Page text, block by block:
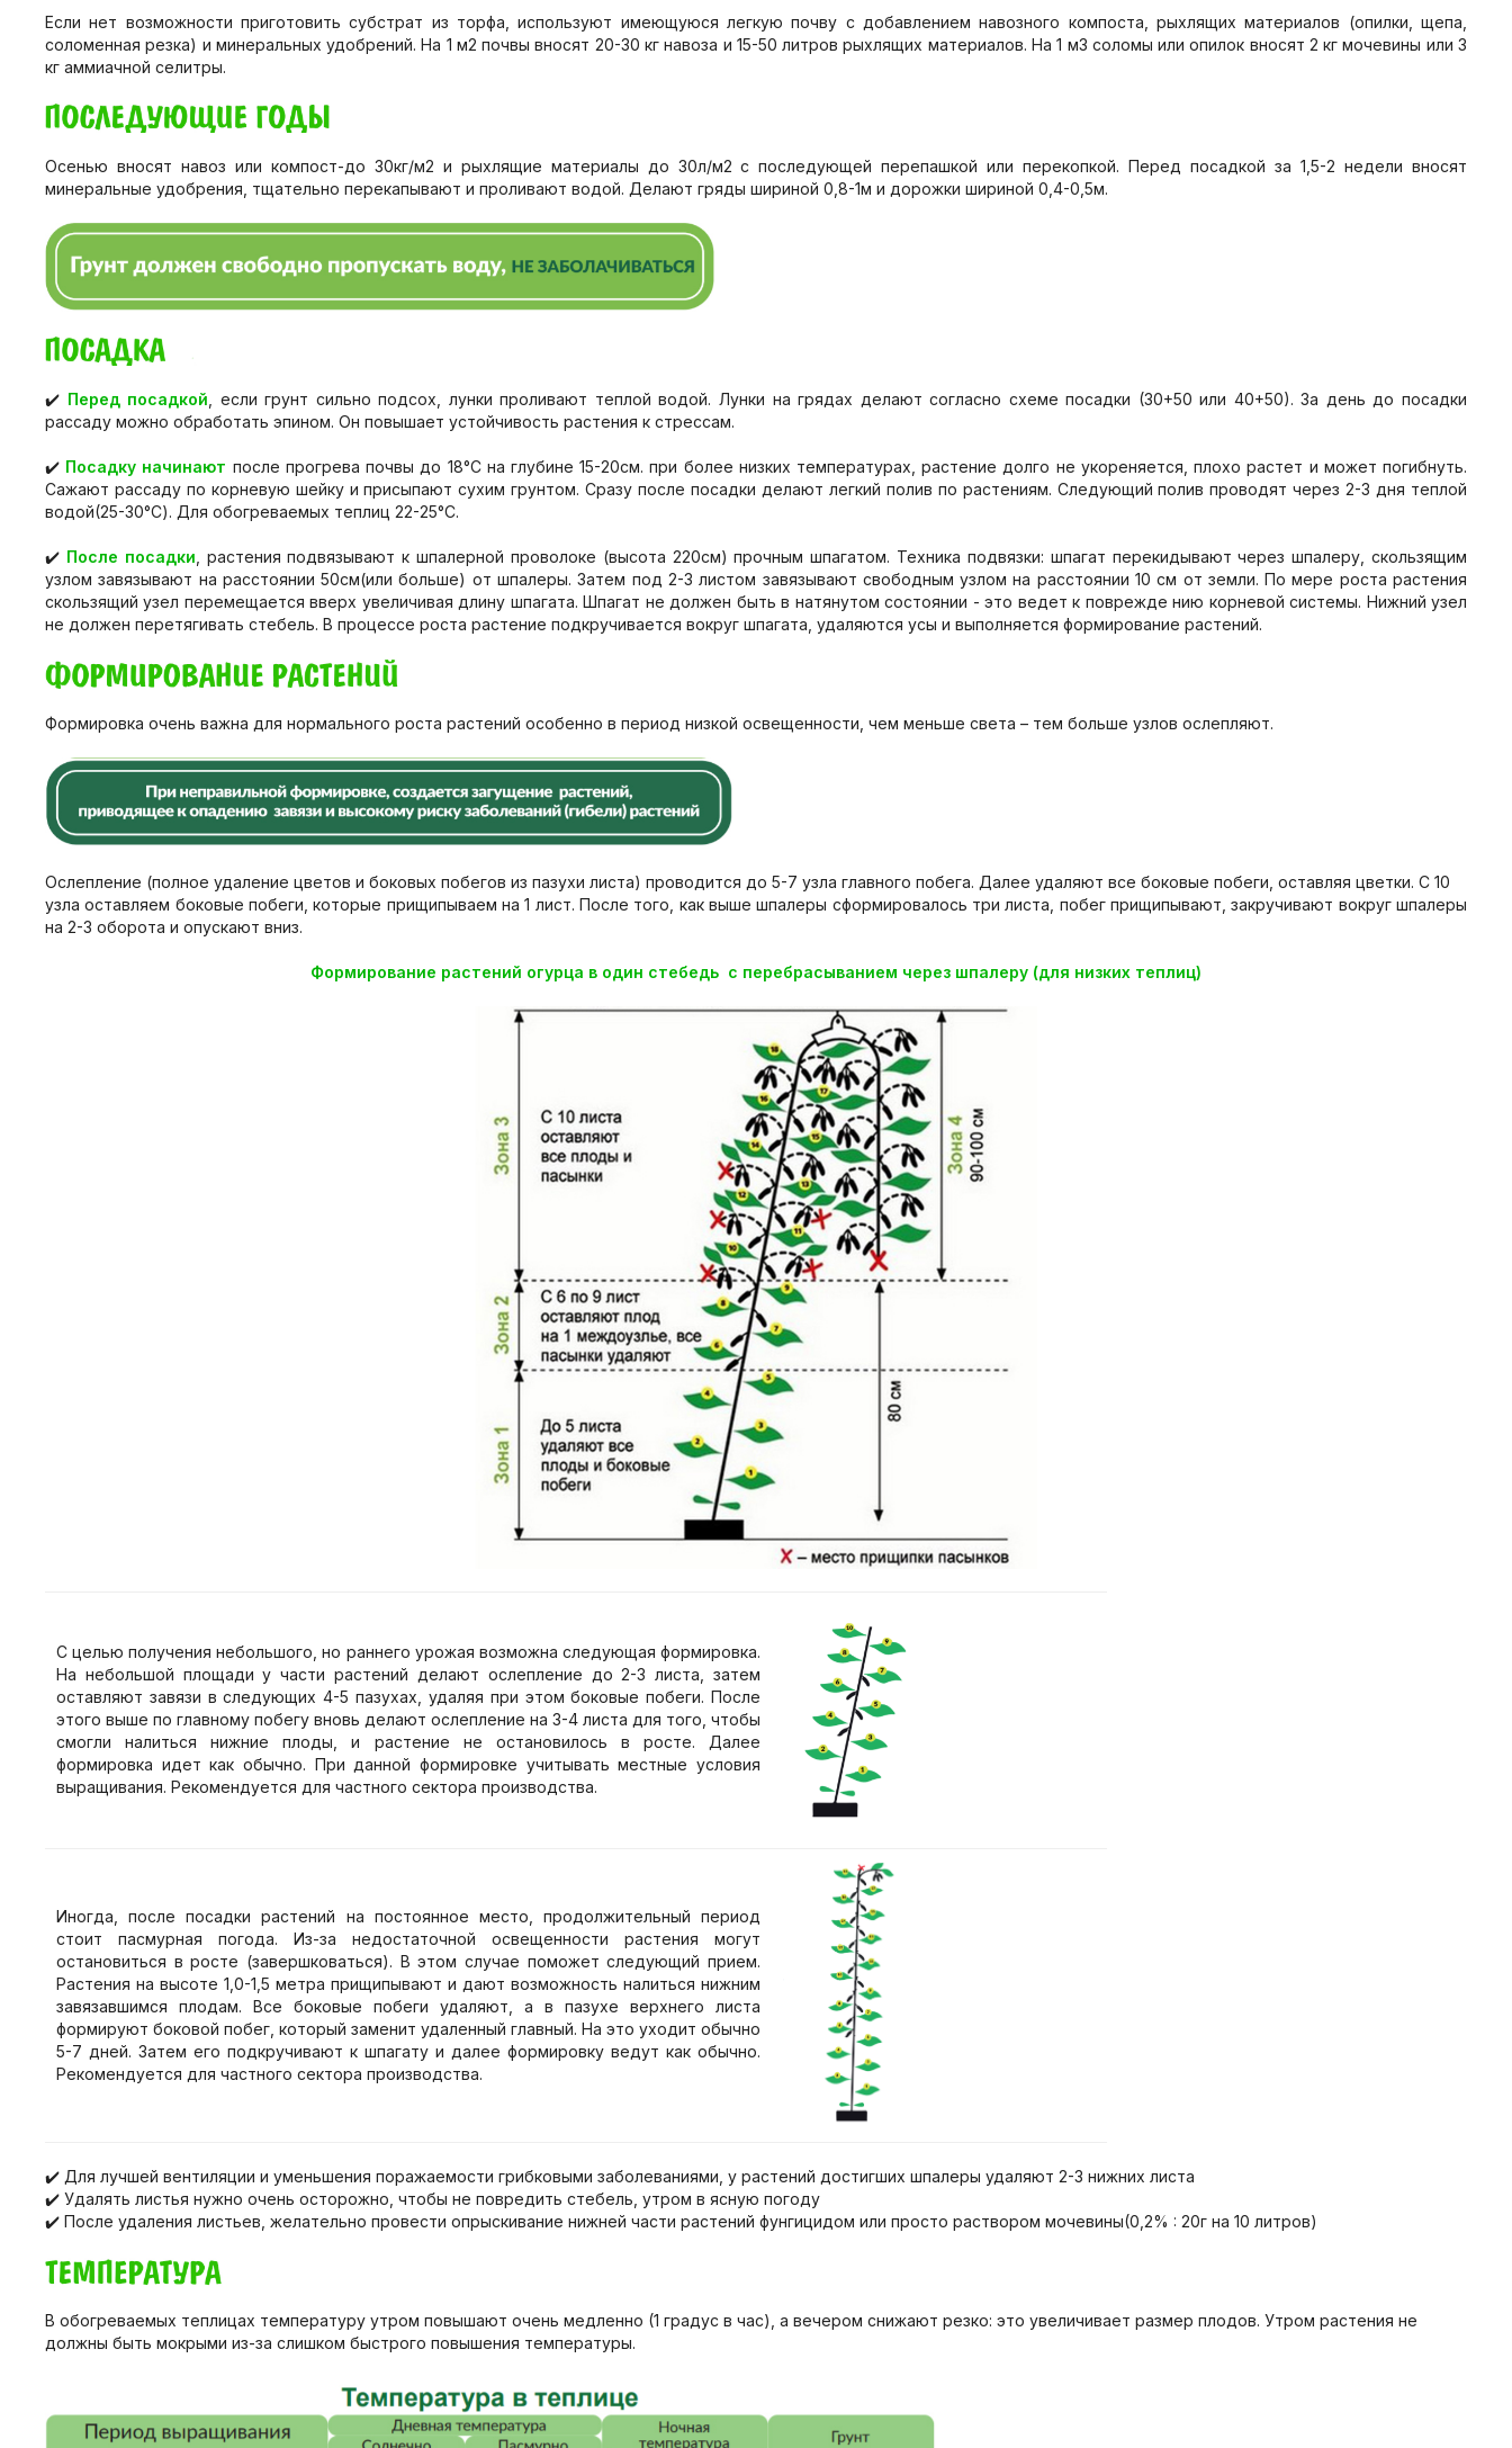
Если нет возможности приготовить субстрат из торфа, используют имеющуюся легкую почву с добавлением навозного компоста, рыхлящих материалов (опилки, щепа,
соломенная резка) и минеральных удобрений. На 1 м2 почвы вносят 20-30 кг навоза и 15-50 литров рыхлящих материалов. На 1 м3 соломы или опилок вносят 2 кг мочевины или 3
кг аммиачной селитры.
Осенью вносят навоз или компост-до 30кг/м2 и рыхлящие материалы до 30л/м2 с последующей перепашкой или перекопкой. Перед посадкой за 1,5-2 недели вносят
минеральные удобрения, тщательно перекапывают и проливают водой. Делают гряды шириной 0,8-1м и дорожки шириной 0,4-0,5м.
✔️ Перед посадкой , если грунт сильно подсох, лунки проливают теплой водой. Лунки на грядах делают согласно схеме посадки (30+50 или 40+50). За день до посадки
рассаду можно обработать эпином. Он повышает устойчивость растения к стрессам.
✔️ Посадку начинают после прогрева почвы до 18°С на глубине 15-20см. при более низких температурах, растение долго не укореняется, плохо растет и может погибнуть.
Сажают рассаду по корневую шейку и присыпают сухим грунтом. Сразу после посадки делают легкий полив по растениям. Следующий полив проводят через 2-3 дня теплой
водой(25-30°С). Для обогреваемых теплиц 22-25°С.
✔️ После посадки , растения подвязывают к шпалерной проволоке (высота 220см) прочным шпагатом. Техника подвязки: шпагат перекидывают через шпалеру, скользящим
узлом завязывают на расстоянии 50см(или больше) от шпалеры. Затем под 2-3 листом завязывают свободным узлом на расстоянии 10 см от земли. По мере роста растения
скользящий узел перемещается вверх увеличивая длину шпагата. Шпагат не должен быть в натянутом состоянии - это ведет к поврежде нию корневой системы. Нижний узел
не должен перетягивать стебель. В процессе роста растение подкручивается вокруг шпагата, удаляются усы и выполняется формирование растений.
Формировка очень важна для нормального роста растений особенно в период низкой освещенности, чем меньше света – тем больше узлов ослепляют.
Ослепление (полное удаление цветов и боковых побегов из пазухи листа) проводится до 5-7 узла главного побега. Далее удаляют все боковые побеги, оставляя цветки. С 10
узла оставляем боковые побеги, которые прищипываем на 1 лист. После того, как выше шпалеры сформировалось три листа, побег прищипывают, закручивают вокруг шпалеры
на 2-3 оборота и опускают вниз.
Формирование растений огурца в один стебедь с перебрасыванием через шпалеру (для низких теплиц)
С целью получения небольшого, но раннего урожая возможна следующая формировка.
На небольшой площади у части растений делают ослепление до 2-3 листа, затем
оставляют завязи в следующих 4-5 пазухах, удаляя при этом боковые побеги. После
этого выше по главному побегу вновь делают ослепление на 3-4 листа для того, чтобы
смогли налиться нижние плоды, и растение не остановилось в росте. Далее
формировка идет как обычно. При данной формировке учитывать местные условия
выращивания. Рекомендуется для частного сектора производства.
Иногда, после посадки растений на постоянное место, продолжительный период
стоит пасмурная погода. Из-за недостаточной освещенности растения могут
остановиться в росте (завершковаться). В этом случае поможет следующий прием.
Растения на высоте 1,0-1,5 метра прищипывают и дают возможность налиться нижним
завязавшимся плодам. Все боковые побеги удаляют, а в пазухе верхнего листа
формируют боковой побег, который заменит удаленный главный. На это уходит обычно
5-7 дней. Затем его подкручивают к шпагату и далее формировку ведут как обычно.
Рекомендуется для частного сектора производства.
✔️ Для лучшей вентиляции и уменьшения поражаемости грибковыми заболеваниями, у растений достигших шпалеры удаляют 2-3 нижних листа
✔️ Удалять листья нужно очень осторожно, чтобы не повредить стебель, утром в ясную погоду
✔️ После удаления листьев, желательно провести опрыскивание нижней части растений фунгицидом или просто раствором мочевины(0,2% : 20г на 10 литров)
В обогреваемых теплицах температуру утром повышают очень медленно (1 градус в час), а вечером снижают резко: это увеличивает размер плодов. Утром растения не
должны быть мокрыми из-за слишком быстрого повышения температуры.